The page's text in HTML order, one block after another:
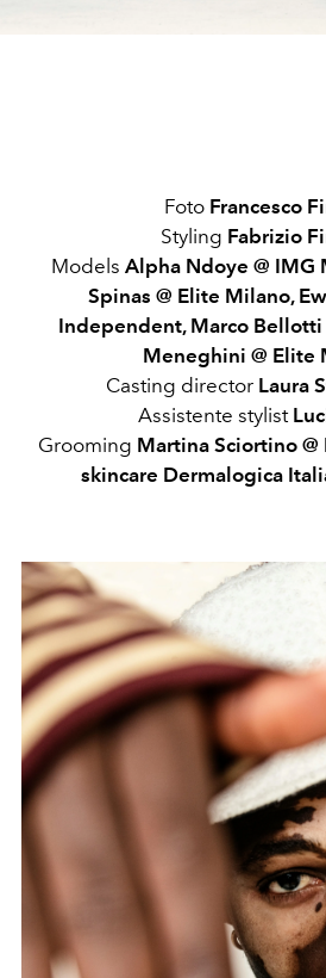
FotoFrancesco
Styling Fabrizio
Models Alpha Ndoye @ IMG
Spinas @ Elite Milano,
Independent, Marco Bellotti
Meneghini @ Elite
Casting director Laura
Assistente stylist
Grooming Martina Sciortino
skincare Dermalogica